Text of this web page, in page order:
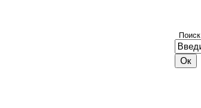
Поиск